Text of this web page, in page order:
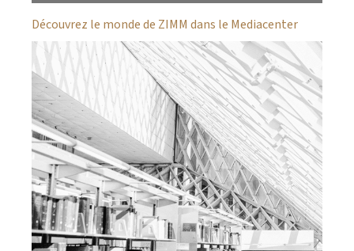
Découvrez le monde de ZIMM dans le Mediacenter